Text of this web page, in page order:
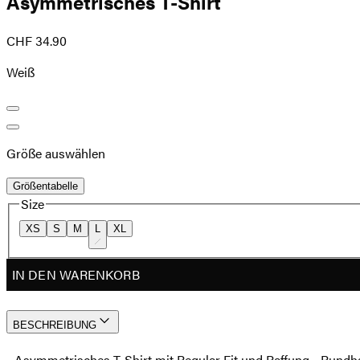
CHF 34.90
Weiß
Größe auswählen
Größentabelle
Size
XS S M L XL
IN DEN WARENKORB
BESCHREIBUNG